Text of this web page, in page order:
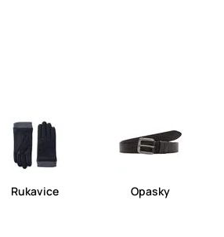
Rukavice Opasky